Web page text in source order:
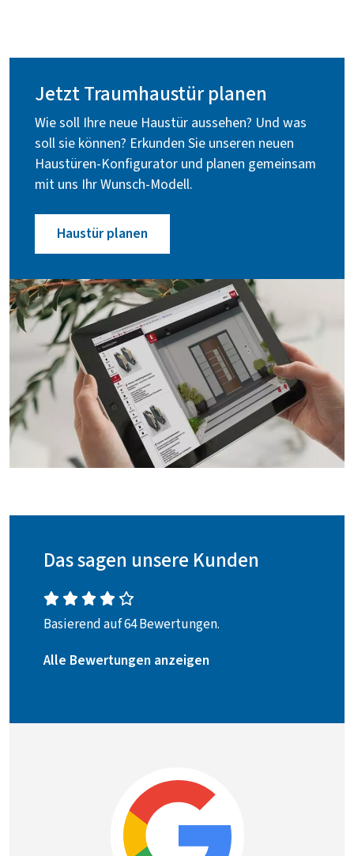
Jetzt Traumhaustür planen
Wie soll Ihre neue Haustür aussehen? Und was
soll sie können? Erkunden Sie unseren neuen
Haustüren-Konfigurator und planen gemeinsam
mit uns Ihr Wunsch-Modell.
Haustür planen
Das sagen unsere Kunden
Basierend auf 64 Bewertungen.
Alle Bewertungen anzeigen